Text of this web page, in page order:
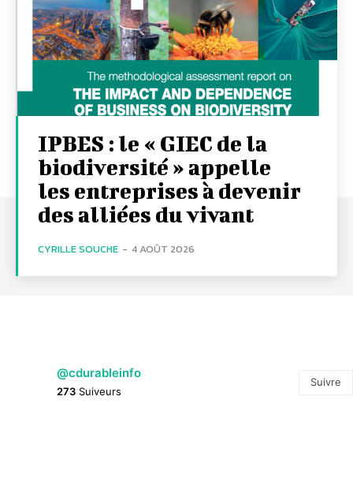
IPBES : le « GIEC de la
biodiversité » appelle
les entreprises à devenir
des alliées du vivant
CYRILLE SOUCHE - 4 AOÛT 2026
@cdurableinfo
273 Suiveurs
Suivre